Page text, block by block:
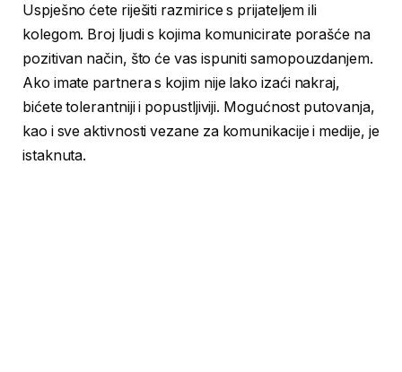
Uspješno ćete riješiti razmirice s prijateljem ili
kolegom. Broj ljudi s kojima komunicirate porašće na
pozitivan način, što će vas ispuniti samopouzdanjem.
Ako imate partnera s kojim nije lako izaći nakraj,
bićete tolerantniji i popustljiviji. Mogućnost putovanja,
kao i sve aktivnosti vezane za komunikacije i medije, je
istaknuta.